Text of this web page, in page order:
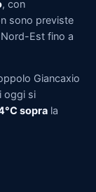
, con
sono previste
Est fino a
Giancaxio
oggi si
sopra la